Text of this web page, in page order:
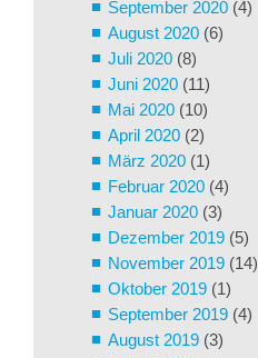
September 2020 (4)
August 2020 (6)
Juli 2020 (8)
Juni 2020 (11)
Mai 2020 (10)
April 2020 (2)
März 2020 (1)
Februar 2020 (4)
Januar 2020 (3)
Dezember 2019 (5)
November 2019 (14)
Oktober 2019 (1)
September 2019 (4)
August 2019 (3)